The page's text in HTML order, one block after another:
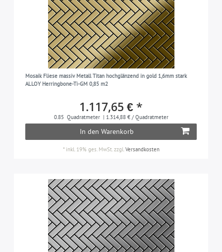
Mosaik Fliese massiv Metall Titan hochglänzend in gold 1,6mm stark
ALLOY Herringbone-Ti-GM 0,85 m2
1.117,65 € *
0.85 Quadratmeter | 1.314,88 € / Quadratmeter
In den Warenkorb
* inkl. 19% ges. MwSt. zzgl. Versandkosten